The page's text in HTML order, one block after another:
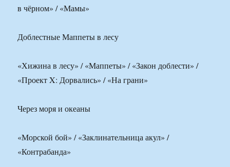
в чёрном» / «Мамы»
Доблестные Маппеты в лесу
«Хижина в лесу» / «Маппеты» / «Закон доблести» /
«Проект X: Дорвались» / «На грани»
Через моря и океаны
«Морской бой» / «Заклинательница акул» /
«Контрабанда»